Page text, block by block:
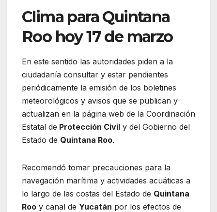
Clima para Quintana
Roo hoy 17 de marzo
En este sentido las autoridades piden a la
ciudadanía consultar y estar pendientes
periódicamente la emisión de los boletines
meteorológicos y avisos que se publican y
actualizan en la página web de la Coordinación
Estatal de Protección Civil y del Gobierno del
Estado de Quintana Roo.
Recomendó tomar precauciones para la
navegación marítima y actividades acuáticas a
lo largo de las costas del Estado de Quintana
Roo y canal de Yucatán por los efectos de